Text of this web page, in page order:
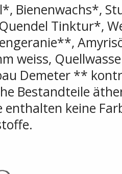
Bienenwachs*,
Tinktur*,
weiss,
Demeter **
Bestandteile
enthalten keine